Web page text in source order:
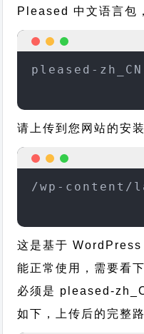
Pleased 中文语言包
pleased-
请上传到您网站的安
/wp-content/
这是基于 WordPress
能正常使用，需要看
必须是 pleased-
如下，上传后的完整路